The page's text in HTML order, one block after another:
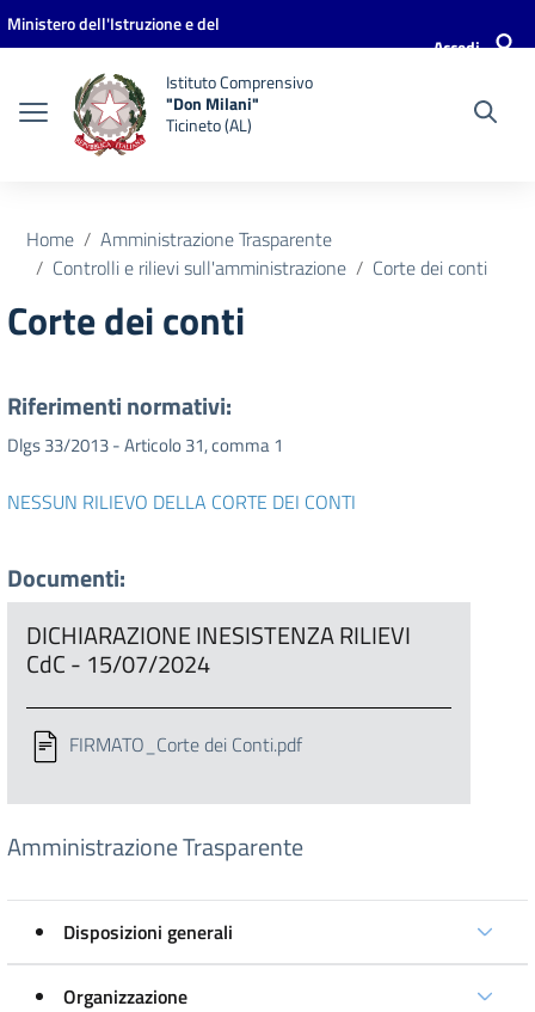
Vai ai contenuti
Vai al menu di navigazione
Vai al footer
Ministero dell'Istruzione e del
Accedi
Istituto Comprensivo
"Don Milani"
Ticineto (AL)
Home
Amministrazione Trasparente
Controlli e rilievi sull'amministrazione
Corte dei conti
Corte dei conti
Riferimenti normativi:
Dlgs 33/2013 - Articolo 31, comma 1
NESSUN RILIEVO DELLA CORTE DEI CONTI
Documenti:
DICHIARAZIONE INESISTENZA RILIEVI
CdC - 15/07/2024
FIRMATO_Corte dei Conti.pdf
Amministrazione Trasparente
Disposizioni generali
Organizzazione